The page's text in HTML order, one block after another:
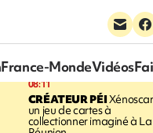
France-MondeVidéos
08:11
CRÉATEUR PÉI
un jeu de cartes à
collectionner imaginé à La